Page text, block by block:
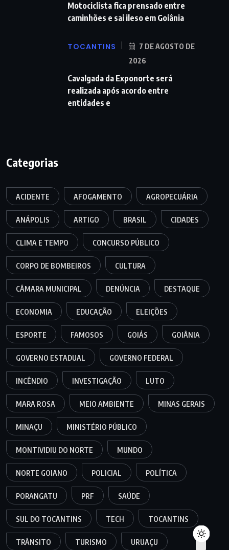
Motociclista fica prensado entre
caminhões e sai ileso em Goiânia
TOCANTINS
7 DE AGOSTO DE
2026
Cavalgada da Exponorte será
realizada após acordo entre
entidades e
Categorias
ACIDENTE AFOGAMENTO AGROPECUÁRIA
ANÁPOLIS ARTIGO BRASIL CIDADES
CLIMA E TEMPO CONCURSO PÚBLICO
CORPO DE BOMBEIROS CULTURA
CÂMARA MUNICIPAL DENÚNCIA DESTAQUE
ECONOMIA EDUCAÇÃO ELEIÇÕES
ESPORTE FAMOSOS GOIÁS GOIÂNIA
GOVERNO ESTADUAL GOVERNO FEDERAL
INCÊNDIO INVESTIGAÇÃO LUTO
MARA ROSA MEIO AMBIENTE MINAS GERAIS
MINAÇU MINISTÉRIO PÚBLICO
MONTIVIDIU DO NORTE MUNDO
NORTE GOIANO POLICIAL POLÍTICA
PORANGATU PRF SAÚDE
SUL DO TOCANTINS TECH TOCANTINS
TRÂNSITO TURISMO URUAÇU